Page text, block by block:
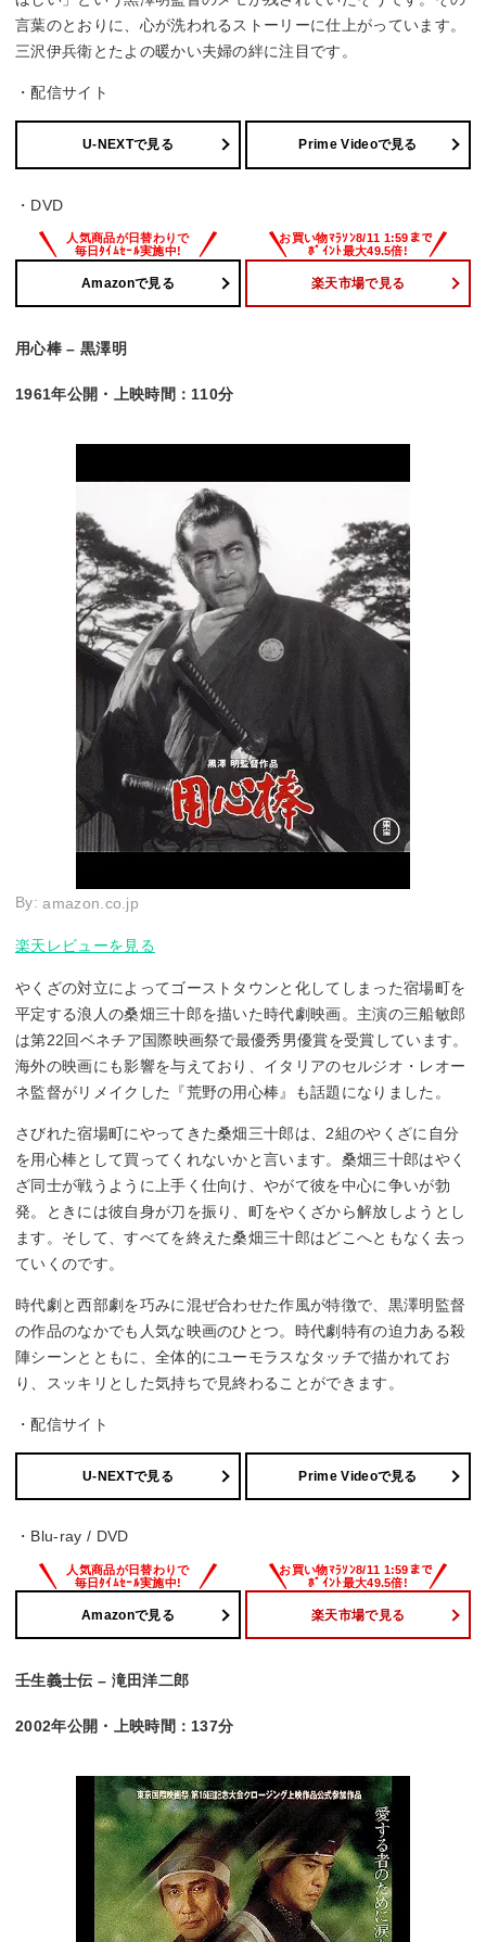
言葉のとおりに、心が洗われるストーリーに仕上がっています。
三沢伊兵衛とたよの暖かい夫婦の絆に注目です。
・配信サイト
U-NEXTで見る Prime Videoで見る
・DVD
Amazonで見る 楽天市場で見る
用心棒 – 黒澤明
1961年公開・上映時間：110分
By:amazon.co.jp
楽天レビューを見る
やくざの対立によってゴーストタウンと化してしまった宿場町を
平定する浪人の桑畑三十郎を描いた時代劇映画。主演の三船敏郎
は第22回ベネチア国際映画祭で最優秀男優賞を受賞しています。
海外の映画にも影響を与えており、イタリアのセルジオ・レオー
ネ監督がリメイクした『荒野の用心棒』も話題になりました。
さびれた宿場町にやってきた桑畑三十郎は、2組のやくざに自分
を用心棒として買ってくれないかと言います。桑畑三十郎はやく
ざ同士が戦うように上手く仕向け、やがて彼を中心に争いが勃
発。ときには彼自身が刀を振り、町をやくざから解放しようとし
ます。そして、すべてを終えた桑畑三十郎はどこへともなく去っ
ていくのです。
時代劇と西部劇を巧みに混ぜ合わせた作風が特徴で、黒澤明監督
の作品のなかでも人気な映画のひとつ。時代劇特有の迫力ある殺
陣シーンとともに、全体的にユーモラスなタッチで描かれてお
り、スッキリとした気持ちで見終わることができます。
・配信サイト
U-NEXTで見る Prime Videoで見る
・Blu-ray / DVD
Amazonで見る 楽天市場で見る
壬生義士伝 – 滝田洋二郎
2002年公開・上映時間：137分